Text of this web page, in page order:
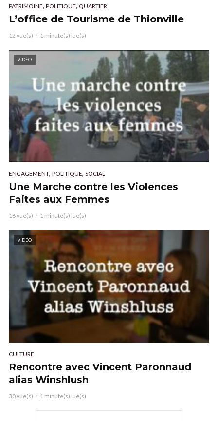
PATRIMOINE, POLITIQUE, QUARTIER
L’office de Tourisme de Thionville
12 vue(s) 1 minute(s) lue(s)
VIDÉO
ENGAGEMENT, POLITIQUE, SOCIAL
Une Marche contre les Violences
Faites aux Femmes
16 vue(s) 1 minute(s) lue(s)
VIDÉO
CULTURE
Rencontre avec Vincent Paronnaud
alias Winshlush
30 vue(s) 1 minute(s) lue(s)